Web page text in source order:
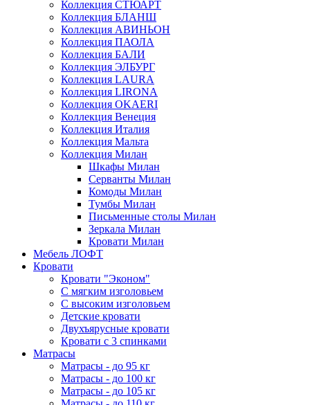
Коллекция СТЮАРТ
Коллекция БЛАНШ
Коллекция АВИНЬОН
Коллекция ПАОЛА
Коллекция БАЛИ
Коллекция ЭЛБУРГ
Коллекция LAURA
Коллекция LIRONA
Коллекция OKAERI
Коллекция Венеция
Коллекция Италия
Коллекция Мальта
Коллекция Милан
Шкафы Милан
Серванты Милан
Комоды Милан
Тумбы Милан
Письменные столы Милан
Зеркала Милан
Кровати Милан
Мебель ЛОФТ
Кровати
Кровати "Эконом"
С мягким изголовьем
С высоким изголовьем
Детские кровати
Двухъярусные кровати
Кровати с 3 спинками
Матрасы
Матрасы - до 95 кг
Матрасы - до 100 кг
Матрасы - до 105 кг